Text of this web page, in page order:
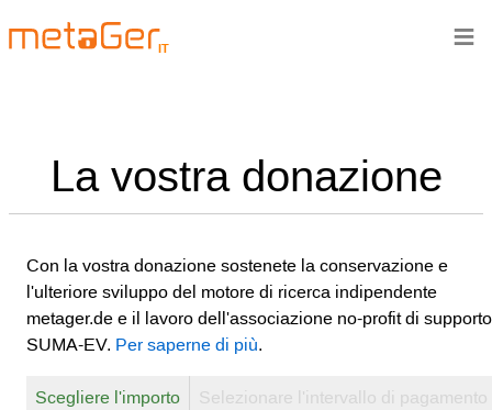
IT
La vostra donazione
Con la vostra donazione sostenete la conservazione e
l'ulteriore sviluppo del motore di ricerca indipendente
metager.de e il lavoro dell'associazione no-profit di supporto
SUMA-EV. Per saperne di più.
Scegliere l'importo Selezionare l'intervallo di pagamento
≡